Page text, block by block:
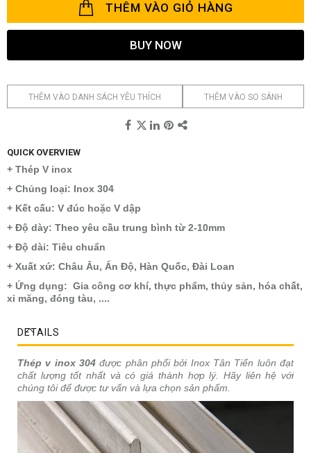
THÊM VÀO GIỎ HÀNG
BUY NOW
THÊM VÀO DANH SÁCH YÊU THÍCH THÊM VÀO SO SÁNH
QUICK OVERVIEW
+ Thép V inox
+ Chủng loại: Inox 304
+ Kết cấu: V đúc hoặc V dập
+ Độ dày: Theo yêu cầu trung bình từ 2-10mm
+ Độ dài: Tiêu chuẩn
+ Xuất xứ: Châu Âu, Ấn Độ, Hàn Quốc, Đài Loan
+ Ứng dụng: Gia công cơ khí, thực phẩm, thủy sản, hóa chất,
xi măng, đóng tàu, ....
DETAILS
Thép v inox 304 được phân phối bởi Inox Tân Tiến luôn đạt
chất lượng tốt nhất và có giá thành hợp lý. Hãy liên hệ với
chúng tôi để được tư vấn và lựa chọn sản phẩm.